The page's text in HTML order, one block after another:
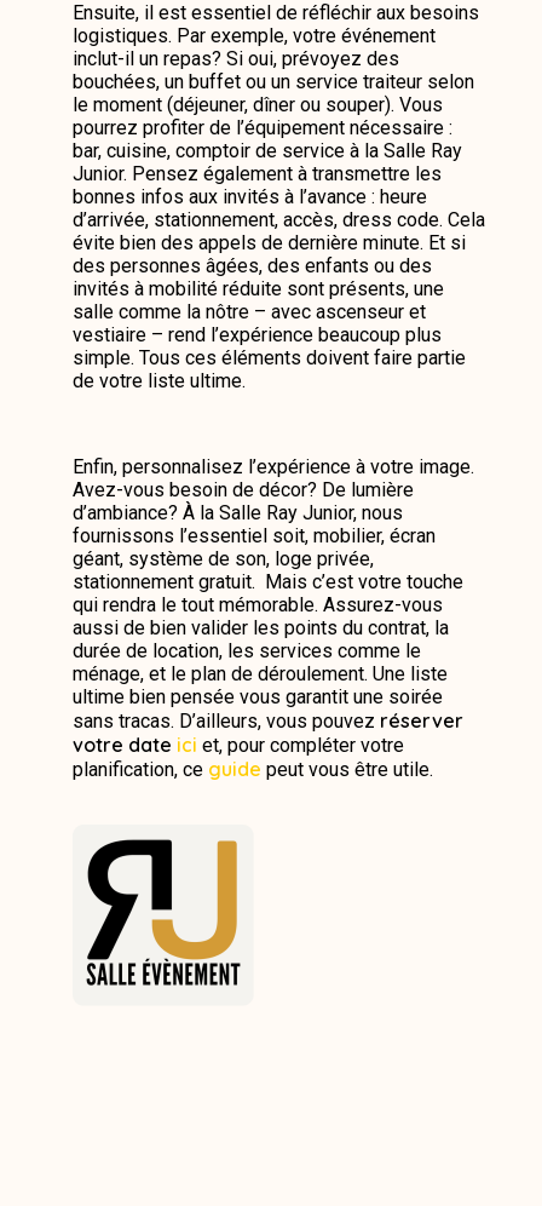
Ensuite, il est essentiel de réfléchir aux besoins
logistiques. Par exemple, votre événement
inclut-il un repas? Si oui, prévoyez des
bouchées, un buffet ou un service traiteur selon
le moment (déjeuner, dîner ou souper). Vous
pourrez profiter de l’équipement nécessaire :
bar, cuisine, comptoir de service à la Salle Ray
Junior. Pensez également à transmettre les
bonnes infos aux invités à l’avance : heure
d’arrivée, stationnement, accès, dress code. Cela
évite bien des appels de dernière minute. Et si
des personnes âgées, des enfants ou des
invités à mobilité réduite sont présents, une
salle comme la nôtre – avec ascenseur et
vestiaire – rend l’expérience beaucoup plus
simple. Tous ces éléments doivent faire partie
de votre liste ultime.
Enfin, personnalisez l’expérience à votre image.
Avez-vous besoin de décor? De lumière
d’ambiance? À la Salle Ray Junior, nous
fournissons l’essentiel soit, mobilier, écran
géant, système de son, loge privée,
stationnement gratuit. Mais c’est votre touche
qui rendra le tout mémorable. Assurez-vous
aussi de bien valider les points du contrat, la
durée de location, les services comme le
ménage, et le plan de déroulement. Une liste
ultime bien pensée vous garantit une soirée
sans tracas. D’ailleurs, vous pouvez réserver
votre date ici et, pour compléter votre
planification, ce guide peut vous être utile.